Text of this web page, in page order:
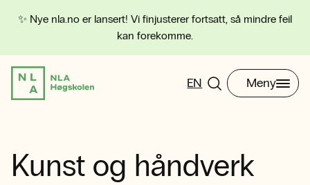
✨ Nye nla.no er lansert! Vi finjusterer fortsatt, så mindre feil
kan forekomme.
EN Meny
Kunst og håndverk